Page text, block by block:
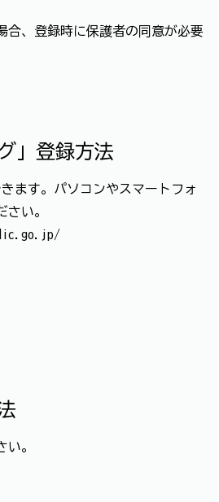
、登録時に保護者の同意が必要
」登録方法
ます。パソコンやスマートフォ
さい。
い。